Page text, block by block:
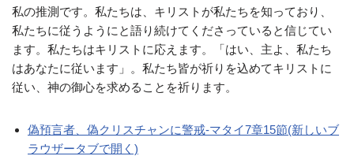
私の推測です。私たちは、キリストが私たちを知っており、
私たちに従うようにと語り続けてくださっていると信じてい
ます。私たちはキリストに応えます。「はい、主よ、私たち
はあなたに従います」。私たち皆が祈りを込めてキリストに
従い、神の御心を求めることを祈ります。
偽預言者、偽クリスチャンに警戒-マタイ7章15節(新しいブ
ラウザータブで開く)